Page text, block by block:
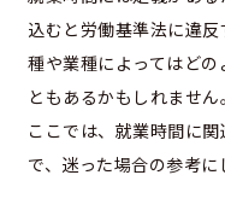
込むと労働基準法に違
種や業種によってはど
ともあるかもしれません。
ここでは、就業時間に
で、迷った場合の参考に